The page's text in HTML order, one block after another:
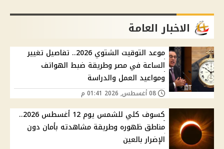
الاخبار العامة
موعد التوقيت الشتوي 2026.. تفاصيل تغيير
الساعة في مصر وطريقة ضبط الهواتف
ومواعيد العمل والدراسة
كسوف كلي للشمس يوم 12 أغسطس 2026..
مناطق ظهوره وطريقة مشاهدته بأمان دون
الإضرار بالعين